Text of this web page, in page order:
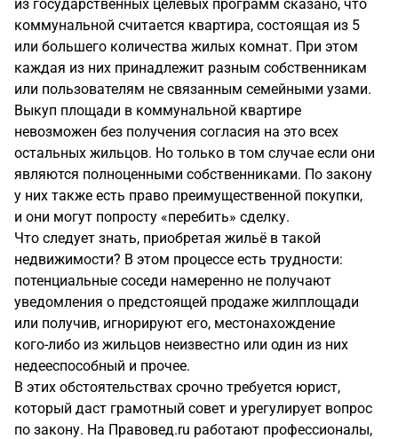
из государственных целевых программ сказано, что
коммунальной считается квартира, состоящая из 5
или большего количества жилых комнат. При этом
каждая из них принадлежит разным собственникам
или пользователям не связанным семейными узами.
Выкуп площади в коммунальной квартире
невозможен без получения согласия на это всех
остальных жильцов. Но только в том случае если они
являются полноценными собственниками. По закону
у них также есть право преимущественной покупки,
и они могут попросту «перебить» сделку.
Что следует знать, приобретая жильё в такой
недвижимости? В этом процессе есть трудности:
потенциальные соседи намеренно не получают
уведомления о предстоящей продаже жилплощади
или получив, игнорируют его, местонахождение
кого-либо из жильцов неизвестно или один из них
недееспособный и прочее.
В этих обстоятельствах срочно требуется юрист,
который даст грамотный совет и урегулирует вопрос
по закону. На Правовед.ru работают профессионалы,